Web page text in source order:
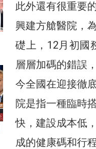
此外還有很重要
興建方艙醫院，
礎上，12月初國
層層加碼的錯誤
今全國在迎接徹
院是指一種臨時
快，建設成本低
成的健康碼和行